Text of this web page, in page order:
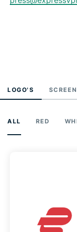
LOGO'S
ALL RED